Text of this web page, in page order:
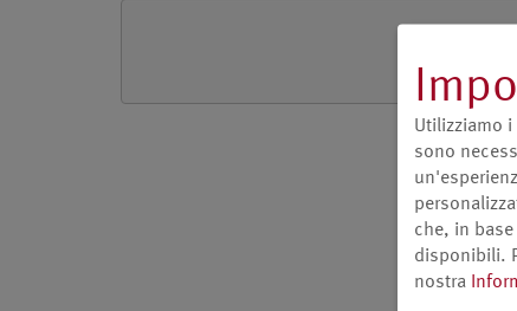
Utilizziamo
sono
che, in
disponibili.
nostra